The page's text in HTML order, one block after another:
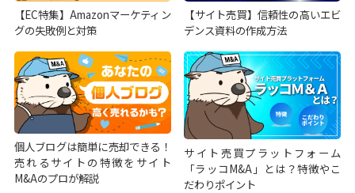
【EC特集】Amazonマーケティン
グの失敗例と対策
【サイト売買】信頼性の高いエビ
デンス資料の作成方法
個人ブログは簡単に売却できる！
売れるサイトの特徴をサイト
M&Aのプロが解説
サイト売買プラットフォーム
「ラッコM&A」とは？特徴やこ
だわりポイント